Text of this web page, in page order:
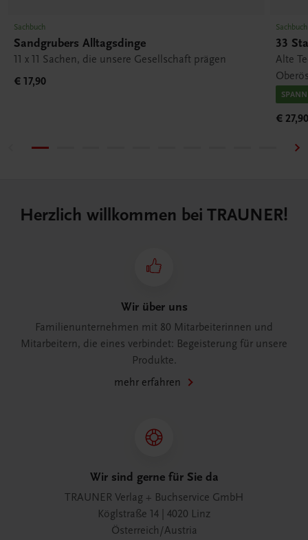
Sachbuch
Sandgrubers Alltagsdinge
11 x 11 Sachen, die unsere Gesellschaft prägen
€ 17,90
Sachbuch
33
Alte
€
Herzlich willkommen bei TRAUNER!
Wir über uns
Familienunternehmen mit 80 Mitarbeiterinnen und
Mitarbeitern, die eines verbindet: Begeisterung für unsere
Produkte.
mehr erfahren
Wir sind gerne für Sie da
TRAUNER Verlag + Buchservice GmbH
Köglstraße 14 | 4020 Linz
Österreich/Austria